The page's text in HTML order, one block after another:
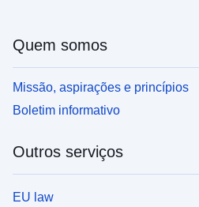
Quem somos
Missão, aspirações e princípios
Boletim informativo
Outros serviços
EU law